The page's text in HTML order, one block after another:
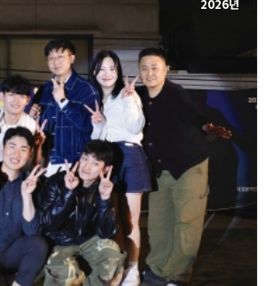
2026년